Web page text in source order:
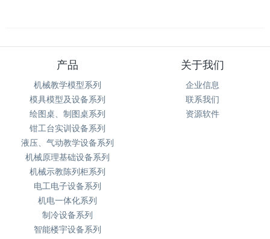
产品
机械教学模型系列
模具模型及设备系列
绘图桌、制图桌系列
钳工台实训设备系列
液压、气动教学设备系列
机械原理基础设备系列
机械示教陈列柜系列
电工电子设备系列
机电一体化系列
制冷设备系列
智能楼宇设备系列
关于我们
企业信息
联系我们
资源软件